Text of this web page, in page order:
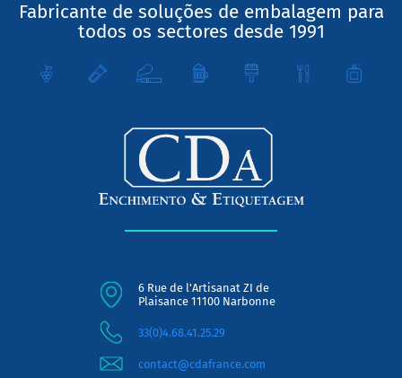
Fabricante de soluções de embalagem para
todos os sectores desde 1991
6 Rue de l'Artisanat ZI de
Plaisance 11100 Narbonne
33(0)4.68.41.25.29
contact@cdafrance.com